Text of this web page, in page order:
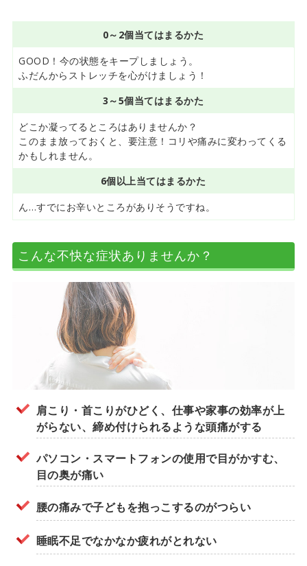
0～2個当てはまるかた
GOOD！今の状態をキープしましょう。
ふだんからストレッチを心がけましょう！
3～5個当てはまるかた
どこか凝ってるところはありませんか？
このまま放っておくと、要注意！コリや痛みに変わってくる
かもしれません。
6個以上当てはまるかた
ん…すでにお辛いところがありそうですね。
こんな不快な症状ありませんか？
肩こり・首こりがひどく、仕事や家事の効率が上
がらない、締め付けられるような頭痛がする
パソコン・スマートフォンの使用で目がかすむ、
目の奥が痛い
腰の痛みで子どもを抱っこするのがつらい
睡眠不足でなかなか疲れがとれない